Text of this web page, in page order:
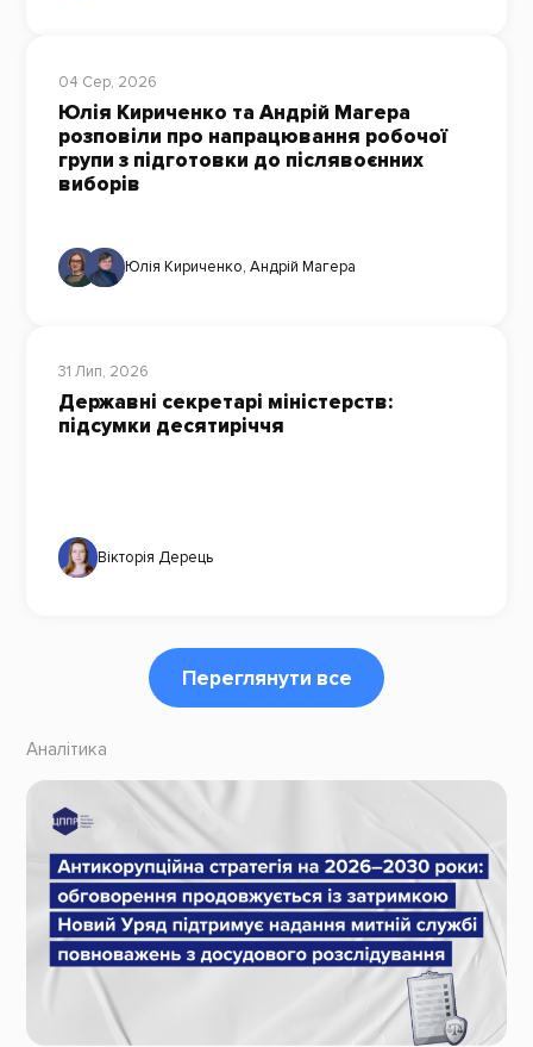
04 Сер, 2026
Юлія Кириченко та Андрій Магера
розповіли про напрацювання робочої
групи з підготовки до післявоєнних
виборів
Юлія Кириченко, Андрій Магера
31 Лип, 2026
Державні секретарі міністерств:
підсумки десятиріччя
Вікторія Дерець
Переглянути все
Аналітика